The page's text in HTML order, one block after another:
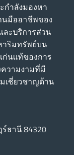
กําลังมองหา
นมืออาชีพของ
ละบริการส่วน
าริมทรัพย์บน
นแท้ของการ
ความงามที่มี
เชี่ยวชาญด้าน
ธานี 84320